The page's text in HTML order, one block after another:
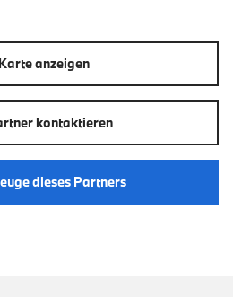
anzeigen
kontaktieren
dieses Partners